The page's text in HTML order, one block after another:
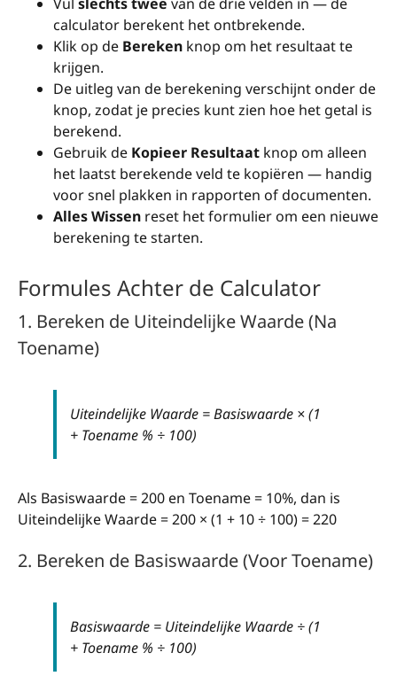
calculator berekent het ontbrekende.
Klik op de Bereken knop om het resultaat te
krijgen.
De uitleg van de berekening verschijnt onder de
knop, zodat je precies kunt zien hoe het getal is
berekend.
Gebruik de Kopieer Resultaat knop om alleen
het laatst berekende veld te kopiëren — handig
voor snel plakken in rapporten of documenten.
Alles Wissen reset het formulier om een nieuwe
berekening te starten.
Formules Achter de Calculator
1. Bereken de Uiteindelijke Waarde (Na
Toename)
Uiteindelijke Waarde = Basiswaarde × (1
+ Toename % ÷ 100)
Als Basiswaarde = 200 en Toename = 10%, dan is
Uiteindelijke Waarde = 200 × (1 + 10 ÷ 100) = 220
2. Bereken de Basiswaarde (Voor Toename)
Basiswaarde = Uiteindelijke Waarde ÷ (1
+ Toename % ÷ 100)